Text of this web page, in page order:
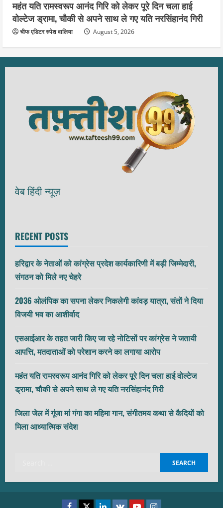
महंत यति रामस्वरूप आनंद गिरि को लेकर पूरे दिन चला हाई
वोल्टेज ड्रामा, चौकी से अपने साथ ले गए यति नरसिंहानंद गिरी
चीफ एडिटर रुपेश वालिया August 5, 2026
वेब हिंदी न्यूज़
RECENT POSTS
हरिद्वार के नेताओं को कांग्रेस प्रदेश कार्यकारिणी में बड़ी जिम्मेदारी,
संगठन को मिले नए चेहरे
2036 ओलंपिक का सपना लेकर निकलेगी कांवड़ यात्रा, संतों ने दिया
विजयी भव का आशीर्वाद
एसआईआर के तहत जारी किए जा रहे नोटिसों पर कांग्रेस ने जतायी
आपत्ति, मतदाताओं को परेशान करने का लगाया आरोप
महंत यति रामस्वरूप आनंद गिरि को लेकर पूरे दिन चला हाई वोल्टेज
ड्रामा, चौकी से अपने साथ ले गए यति नरसिंहानंद गिरी
जिला जेल में गूंजा मां गंगा का महिमा गान, संगीतमय कथा से कैदियों को
मिला आध्यात्मिक संदेश
Facebook
TwitterLinkedin
VK YoutubeInstagram